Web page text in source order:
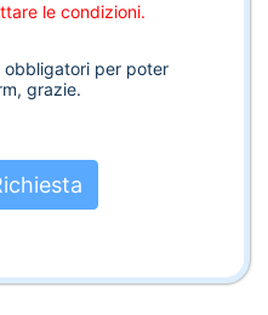
le condizioni.
per poter
grazie.